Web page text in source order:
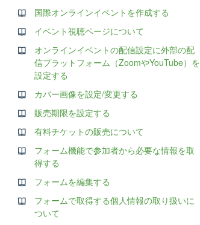
国際オンラインイベントを作成する
イベント視聴ページについて
オンラインイベントの配信設定に外部の配
信プラットフォーム（ZoomやYouTube）を
設定する
カバー画像を設定/変更する
販売期限を設定する
有料チケットの販売について
フォーム機能で参加者から必要な情報を取
得する
フォームを編集する
フォームで取得する個人情報の取り扱いに
ついて